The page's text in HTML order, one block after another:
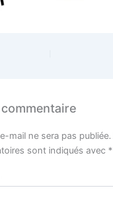
mail ne sera pas publiée.
sont indiqués avec *